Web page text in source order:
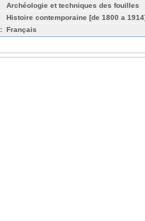
Archéologie et techniques des fouilles
Histoire contemporaine [de 1800 a
Français